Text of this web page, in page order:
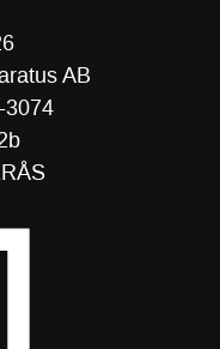
AB
3074